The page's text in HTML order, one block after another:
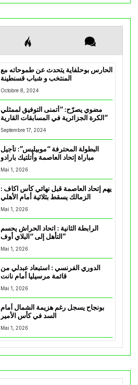
الحارس بوحلفاية يتحدث عن طموحاته مع
المنتخب و شباب قسنطينة
Octobre 8, 2024
مضوي يصرّح: “أتمنى التوفيق لممثلي
الكرة الجزائرية في المسابقات القارية”
Septembre 17, 2024
البطولة المحترفة “موبيليس”: تأجيل
مباراة إتحاد العاصمة وأتلتيك بارادو
Mai 1, 2026
يهم إتحاد العاصمة قبل نهائي كأس اكاف :
Mai 1, 2026
الرابطة الثانية : اتحاد الحراش يحسم
التأهل إلى “البلاي أوف”
Mai 1, 2026
الدوري الفرنسي : استبعاد عبدلي من
قائمة مرسيليا أمام نانت
Mai 1, 2026
بونجاح يسجل رغم هزيمة الشمال أمام
السد في كأس الأمير
Mai 1, 2026